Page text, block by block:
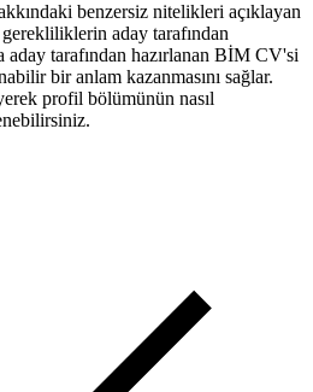
benzersiz nitelikleri açıklayan
aday tarafından
aday tarafından hazırlanan BİM CV'si
bir anlam kazanmasını sağlar.
profil bölümünün nasıl